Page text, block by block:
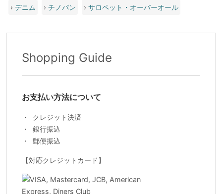
›デニム ›チノパン ›サロペット・オーバーオール
Shopping Guide
お支払い方法について
クレジット決済
銀行振込
郵便振込
【対応クレジットカード】